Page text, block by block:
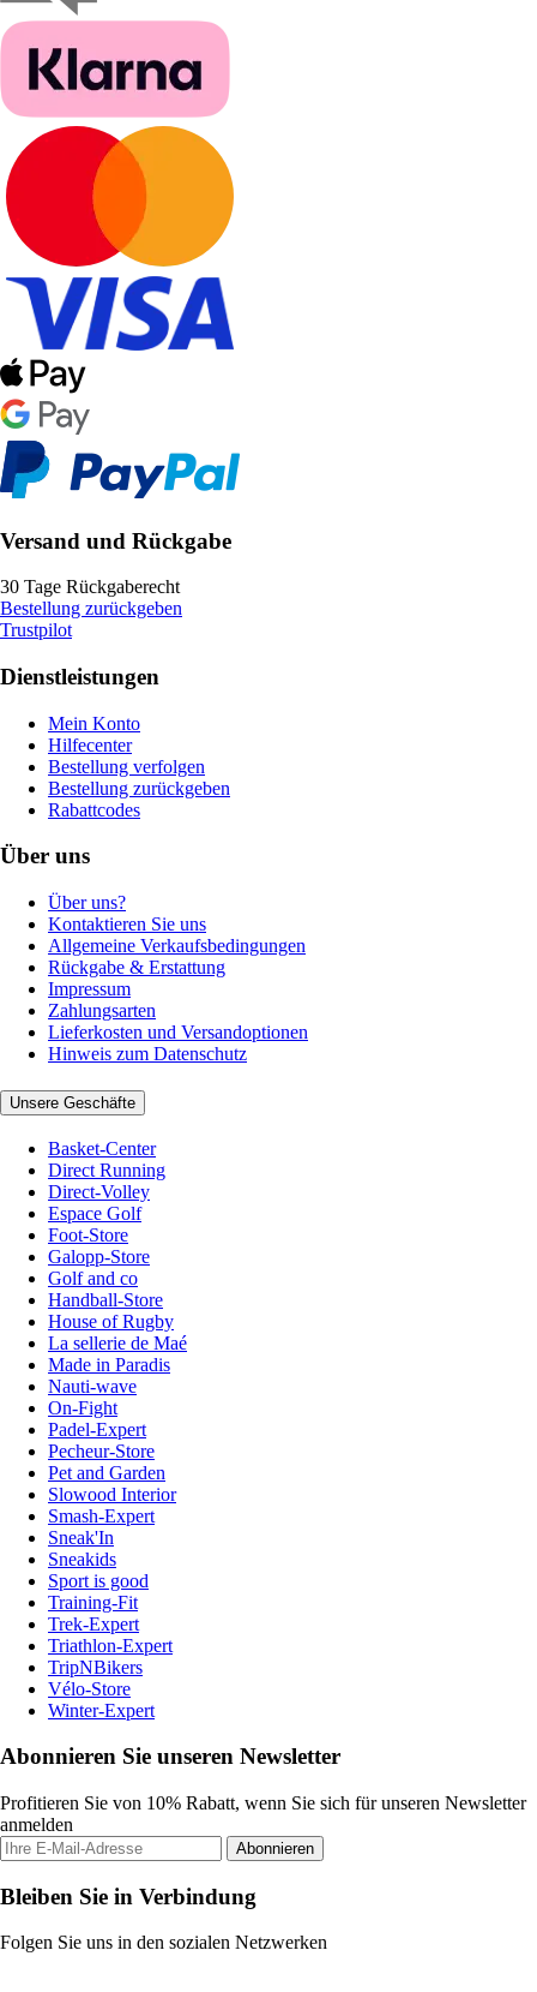
Versand und Rückgabe
30 Tage Rückgaberecht
Bestellung zurückgeben
Trustpilot
Dienstleistungen
Mein Konto
Hilfecenter
Bestellung verfolgen
Bestellung zurückgeben
Rabattcodes
Über uns
Über uns?
Kontaktieren Sie uns
Allgemeine Verkaufsbedingungen
Rückgabe & Erstattung
Impressum
Zahlungsarten
Lieferkosten und Versandoptionen
Hinweis zum Datenschutz
Unsere Geschäfte
Basket-Center
Direct Running
Direct-Volley
Espace Golf
Foot-Store
Galopp-Store
Golf and co
Handball-Store
House of Rugby
La sellerie de Maé
Made in Paradis
Nauti-wave
On-Fight
Padel-Expert
Pecheur-Store
Pet and Garden
Slowood Interior
Smash-Expert
Sneak'In
Sneakids
Sport is good
Training-Fit
Trek-Expert
Triathlon-Expert
TripNBikers
Vélo-Store
Winter-Expert
Abonnieren Sie unseren Newsletter
Profitieren Sie von 10% Rabatt, wenn Sie sich für unseren Newsletter
anmelden
Abonnieren
Bleiben Sie in Verbindung
Folgen Sie uns in den sozialen Netzwerken